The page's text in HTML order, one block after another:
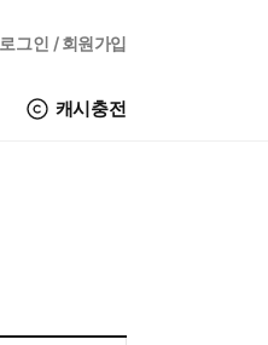
로그인 / 회원가입
캐시충전